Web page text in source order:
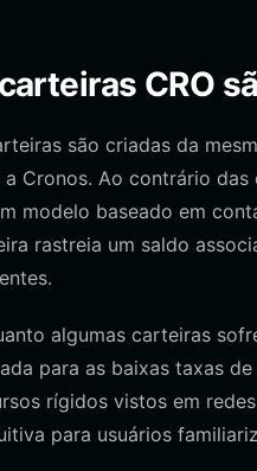
CRO
são criadas da
Cronos. Ao contrário
modelo baseado em
rastreia um saldo
algumas carteiras
para as baixas taxas
rígidos vistos em
para usuários